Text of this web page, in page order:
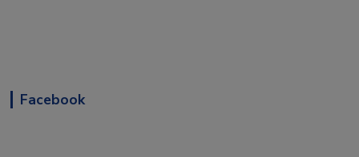
Facebook